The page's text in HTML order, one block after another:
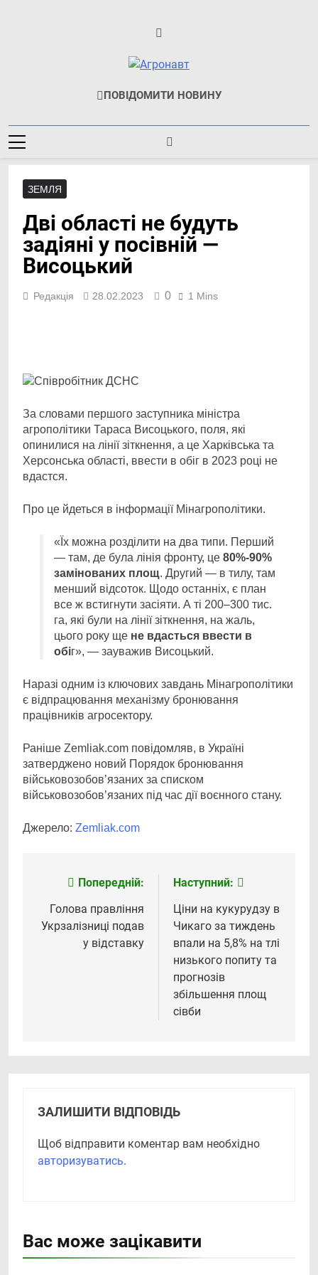
Агронавт
Новини Українського
ПОВІДОМИТИ НОВИНУ
ЗЕМЛЯ
Дві області не будуть
задіяні у посівній —
Висоцький
Редакція 28.02.2023 0 1 Mins
За словами першого заступника міністра
агрополітики Тараса Висоцького, поля, які
опинилися на лінії зіткнення, а це Харківська та
Херсонська області, ввести в обіг в 2023 році не
вдастся.
Про це йдеться в інформації Мінагрополітики.
«Їх можна розділити на два типи. Перший
— там, де була лінія фронту, це 80%-90%
замінованих площ. Другий — в тилу, там
менший відсоток. Щодо останніх, є план
все ж встигнути засіяти. А ті 200–300 тис.
га, які були на лінії зіткнення, на жаль,
цього року ще не вдасться ввести в
обіг», — зауважив Висоцький.
Наразі одним із ключових завдань Мінагрополітики
є відпрацювання механізму бронювання
працівників агросектору.
Раніше Zemliak.com повідомляв, в Україні
затверджено новий Порядок бронювання
військовозобов’язаних за списком
військовозобов’язаних під час дії воєнного стану.
Джерело: Zemliak.com
Навігація
записів
Попередній:
Голова правління
Укрзалізниці подав
у відставку
Наступний:
Ціни на кукурудзу в
Чикаго за тиждень
впали на 5,8% на тлі
низького попиту та
прогнозів
збільшення площ
сівби
ЗАЛИШИТИ ВІДПОВІДЬ
Щоб відправити коментар вам необхідно
авторизуватись.
Вас може зацікавити